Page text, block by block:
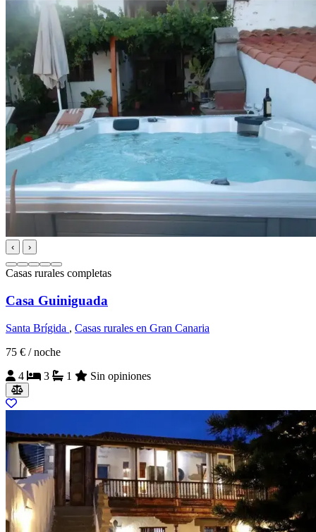
‹ ›
Casas rurales completas
Casa Guiniguada
Santa Brígida , Casas rurales en Gran Canaria
75 € / noche
4
3 1 Sin opiniones